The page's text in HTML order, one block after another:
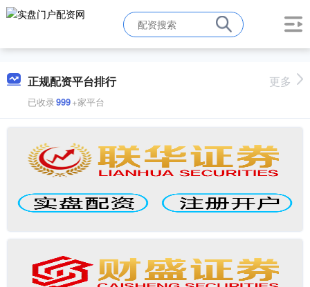
正规配资平台排行
已收录999+家平台
更多